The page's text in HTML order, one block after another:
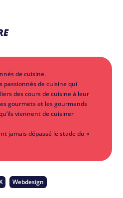
de cuisine.
passionnés de cuisine qui
des cours de cuisine à leur
gourmets et les gourmands
viennent de cuisiner
jamais dépassé le stade du «
Webdesign